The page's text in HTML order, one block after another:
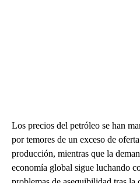
Los precios del petróleo se han
por temores de un exceso de
producción, mientras que la
economía global sigue luchando